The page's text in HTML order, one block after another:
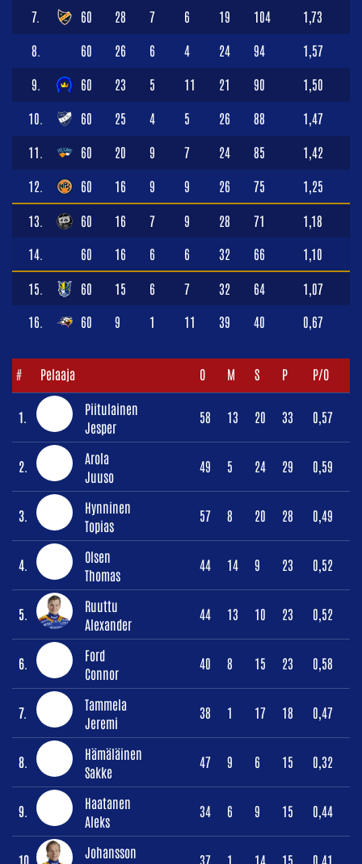
7. 60 28 7 6 19 104 1,73
8. 60 26 6 4 24 94 1,57
9. 60 23 5 11 21 90 1,50
10. 60 25 4 5 26 88 1,47
11. 60 20 9 7 24 85 1,42
12. 60 16 9 9 26 75 1,25
13. 60 16 7 9 28 71 1,18
14. 60 16 6 6 32 66 1,10
15. 60 15 6 7 32 64 1,07
16. 60 9 1 11 39 40 0,67
# Pelaaja O M S P P/O
1.
Piitulainen
Jesper
58 13 20 33 0,57
2.
Arola
Juuso
49 5 24 29 0,59
3.
Hynninen
Topias
57 8 20 28 0,49
4.
Olsen
Thomas
44 14 9 23 0,52
5.
Ruuttu
Alexander
44 13 10 23 0,52
6.
Ford
Connor
40 8 15 23 0,58
7.
Tammela
Jeremi
38 1 17 18 0,47
8.
Hämäläinen
Sakke
47 9 6 15 0,32
9.
Haatanen
Aleks
34 6 9 15 0,44
10.
Johansson
37 1 14 15 0,41